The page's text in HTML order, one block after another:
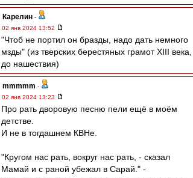
Карелин -
02 янв 2024 13:52
"Чтоб не портил он бразды, надо дать немного
мзды" (из тверских берестяных грамот XIII века,
до нашествия)
mmmmm -
02 янв 2024 13:23
Про рать дворовую песню пели ещё в моём
детстве.
И не в тогдашнем КВНе.
"Кругом нас рать, вокруг нас рать, - сказал
Мамай и с раной убежал в Сарай." -